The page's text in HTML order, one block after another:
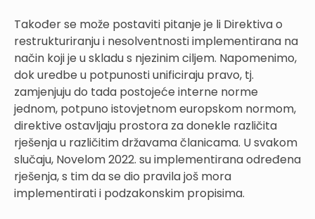
Također se može postaviti pitanje je li Direktiva o
restrukturiranju i nesolventnosti implementirana na
način koji je u skladu s njezinim ciljem. Napomenimo,
dok uredbe u potpunosti unificiraju pravo, tj.
zamjenjuju do tada postojeće interne norme
jednom, potpuno istovjetnom europskom normom,
direktive ostavljaju prostora za donekle različita
rješenja u različitim državama članicama. U svakom
slučaju, Novelom 2022. su implementirana određena
rješenja, s tim da se dio pravila još mora
implementirati i podzakonskim propisima.